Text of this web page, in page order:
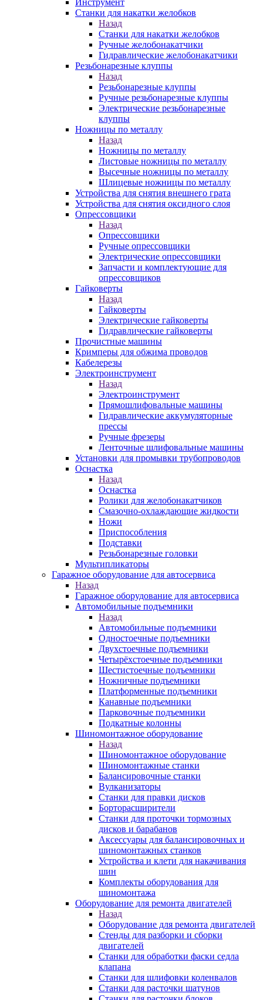
Инструмент
Станки для накатки желобков
Назад
Станки для накатки желобков
Ручные желобонакатчики
Гидравлические желобонакатчики
Резьбонарезные клуппы
Назад
Резьбонарезные клуппы
Ручные резьбонарезные клуппы
Электрические резьбонарезные
клуппы
Ножницы по металлу
Назад
Ножницы по металлу
Листовые ножницы по металлу
Высечные ножницы по металлу
Шлицевые ножницы по металлу
Устройства для снятия внешнего грата
Устройства для снятия оксидного слоя
Опрессовщики
Назад
Опрессовщики
Ручные опрессовщики
Электрические опрессовщики
Запчасти и комплектующие для
опрессовщиков
Гайковерты
Назад
Гайковерты
Электрические гайковерты
Гидравлические гайковерты
Прочистные машины
Кримперы для обжима проводов
Кабелерезы
Электроинструмент
Назад
Электроинструмент
Прямошлифовальные машины
Гидравлические аккумуляторные
прессы
Ручные фрезеры
Ленточные шлифовальные машины
Установки для промывки трубопроводов
Оснастка
Назад
Оснастка
Ролики для желобонакатчиков
Смазочно-охлаждающие жидкости
Ножи
Приспособления
Подставки
Резьбонарезные головки
Мультипликаторы
Гаражное оборудование для автосервиса
Назад
Гаражное оборудование для автосервиса
Автомобильные подъемники
Назад
Автомобильные подъемники
Одностоечные подъемники
Двухстоечные подъемники
Четырёхстоечные подъемники
Шестистоечные подъемники
Ножничные подъемники
Платформенные подъемники
Канавные подъемники
Парковочные подъемники
Подкатные колонны
Шиномонтажное оборудование
Назад
Шиномонтажное оборудование
Шиномонтажные станки
Балансировочные станки
Вулканизаторы
Станки для правки дисков
Борторасширители
Станки для проточки тормозных
дисков и барабанов
Аксессуары для балансировочных и
шиномонтажных станков
Устройства и клети для накачивания
шин
Комплекты оборудования для
шиномонтажа
Оборудование для ремонта двигателей
Назад
Оборудование для ремонта двигателей
Стенды для разборки и сборки
двигателей
Станки для обработки фаски седла
клапана
Станки для шлифовки коленвалов
Станки для расточки шатунов